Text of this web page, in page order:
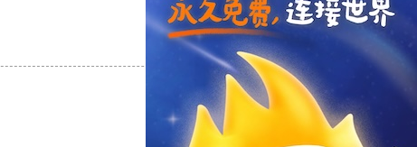
反对
反对[0]